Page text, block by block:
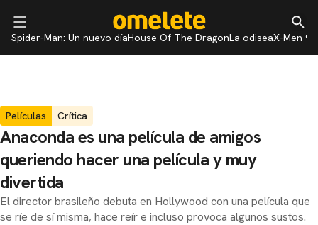
Spider-Man: Un nuevo díaHouse Of The DragonLa odiseaX-Men 97
Películas Crítica
Anaconda es una película de amigos
queriendo hacer una película y muy
divertida
El director brasileño debuta en Hollywood con una película que
se ríe de sí misma, hace reír e incluso provoca algunos sustos.